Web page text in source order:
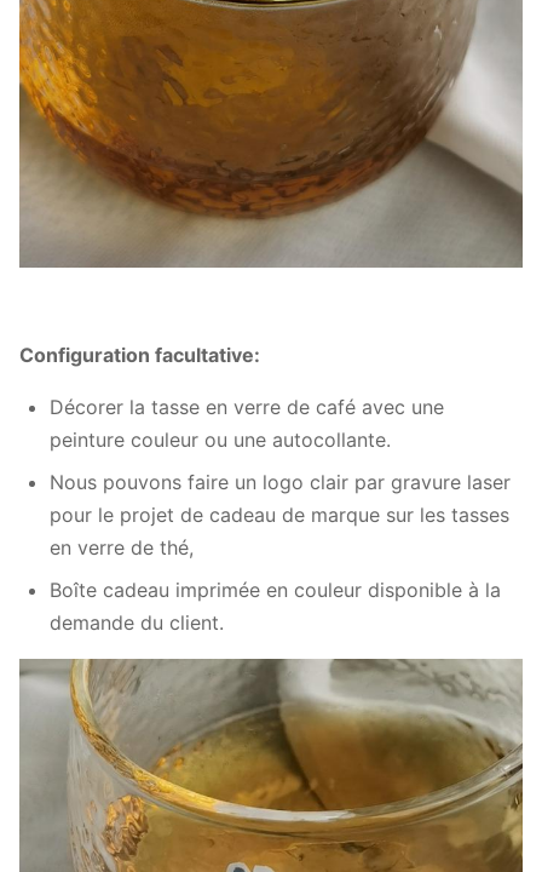
Configuration facultative:
Décorer la tasse en verre de café avec une
peinture couleur ou une autocollante.
Nous pouvons faire un logo clair par gravure laser
pour le projet de cadeau de marque sur les tasses
en verre de thé,
Boîte cadeau imprimée en couleur disponible à la
demande du client.